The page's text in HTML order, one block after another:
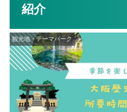
紹介
観光地・テーマパーク